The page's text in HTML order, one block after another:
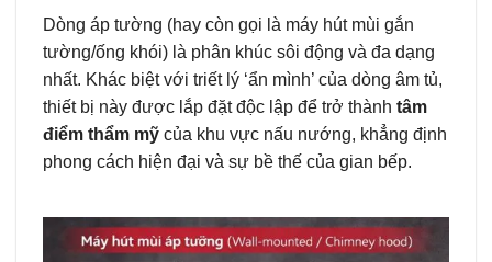
Dòng áp tường (hay còn gọi là máy hút mùi gắn
tường/ống khói) là phân khúc sôi động và đa dạng
nhất. Khác biệt với triết lý ‘ẩn mình’ của dòng âm tủ,
thiết bị này được lắp đặt độc lập để trở thành tâm
điểm thẩm mỹ của khu vực nấu nướng, khẳng định
phong cách hiện đại và sự bề thế của gian bếp.